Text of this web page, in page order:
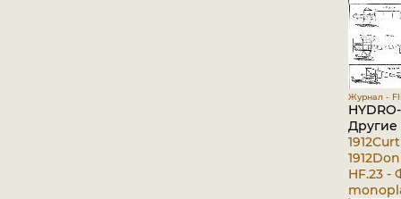
Журнал -
Другие
1912
1912
HF.23 -